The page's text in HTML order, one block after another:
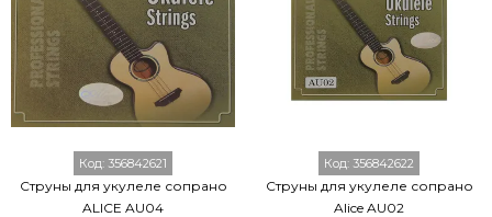
Код: 356842621
Струны для укулеле сопрано
ALICE AU04
Код: 356842622
Струны для укулеле сопрано
Alice AU02